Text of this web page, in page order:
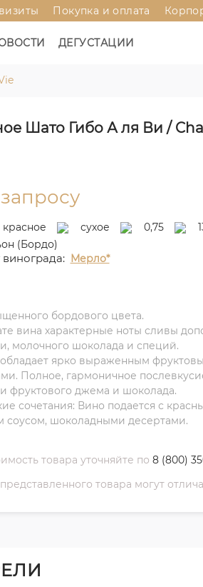
Покупка и оплата
ДЕГУСТАЦИИ
Шато Гибо А ля Ви /
красное сухое 0,75
(Бордо)
Мерло*
бордового цвета.
вина характерные ноты сливы
молочного шоколада и специй.
обладает ярко выраженным
Полное, гармоничное
фруктового джема и шоколада.
сочетания: Вино подается с
соусом, шоколадными десертами.
товара уточняйте по 8 (800)
товара могут